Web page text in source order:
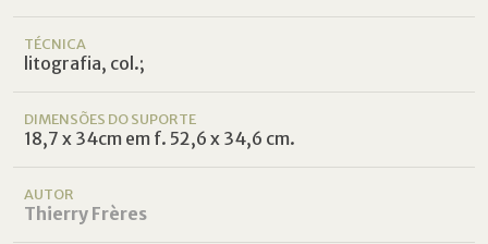
TÉCNICA
litografia, col.;
DIMENSÕES DO SUPORTE
18,7 x 34cm em f. 52,6 x 34,6 cm.
AUTOR
Thierry Frères